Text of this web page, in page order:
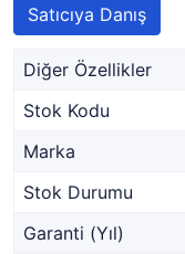
Satıcıya Danış
Diğer Özellikler
Stok Kodu
Marka
Stok Durumu
Garanti (Yıl)